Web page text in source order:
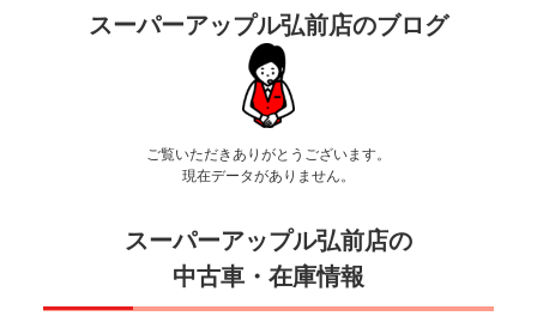
スーパーアップル弘前店のブログ
ご覧いただきありがとうございます。
現在データがありません。
スーパーアップル弘前店の
中古車・在庫情報